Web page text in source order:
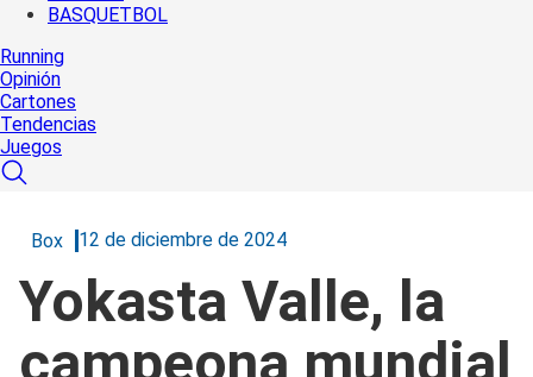
BASQUETBOL
Running
Opinión
Cartones
Tendencias
Juegos
Box 12 de diciembre de 2024
Yokasta Valle, la
campeona mundial